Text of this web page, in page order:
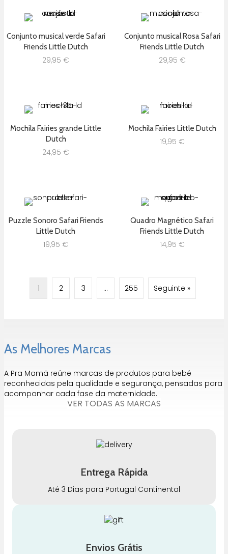
Conjunto musical verde Safari
Friends Little Dutch
29,95 €
Conjunto musical Rosa Safari
Friends Little Dutch
29,95 €
Mochila Fairies grande Little
Dutch
24,95 €
Mochila Fairies Little Dutch
19,95 €
Puzzle Sonoro Safari Friends
Little Dutch
19,95 €
Quadro Magnético Safari
Friends Little Dutch
14,95 €
1 2 3 … 255 Seguinte »
As Melhores Marcas
A Pra Mamã reúne marcas de produtos para bebé
reconhecidas pela qualidade e segurança, pensadas para
acompanhar cada fase da maternidade.
VER TODAS AS MARCAS
Entrega Rápida
Até 3 Dias para Portugal Continental
Envios Grátis